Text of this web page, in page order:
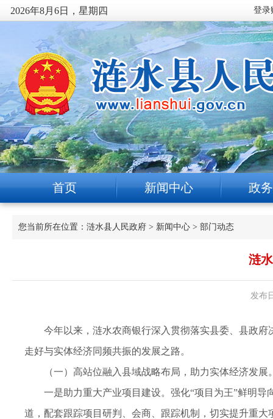
2026年8月6日，星期四
首页 新闻中心 政
您当前所在位置： 涟水县人民政府 > 新闻中心 > 部门动态
涟
发布
今年以来，涟水农商银行深入贯彻落实县委、县政
走好与实体经济同频共振的发展之路。
（一）高站位融入县域战略布局，助力实体经济发展
一是助力重大产业项目建设。强化“项目为王”鲜明
道，配套跟踪项目研判、会商、跟踪机制，切实提升重